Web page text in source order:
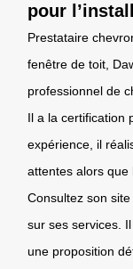
pour
Prestataire
fenêtre de toit,
professionnel de
Il a la certification
expérience, il
attentes alors que
Consultez son
sur ses services.
une proposition